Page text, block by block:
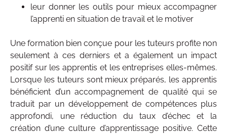
leur donner les outils pour mieux accompagner
l’apprenti en situation de travail et le motiver
Une formation bien conçue pour les tuteurs profite non
seulement à ces derniers et a également un impact
positif sur les apprentis et les entreprises elles-mêmes.
Lorsque les tuteurs sont mieux préparés, les apprentis
bénéficient d’un accompagnement de qualité qui se
traduit par un développement de compétences plus
approfondi, une réduction du taux d’échec et la
création d’une culture d’apprentissage positive. Cette